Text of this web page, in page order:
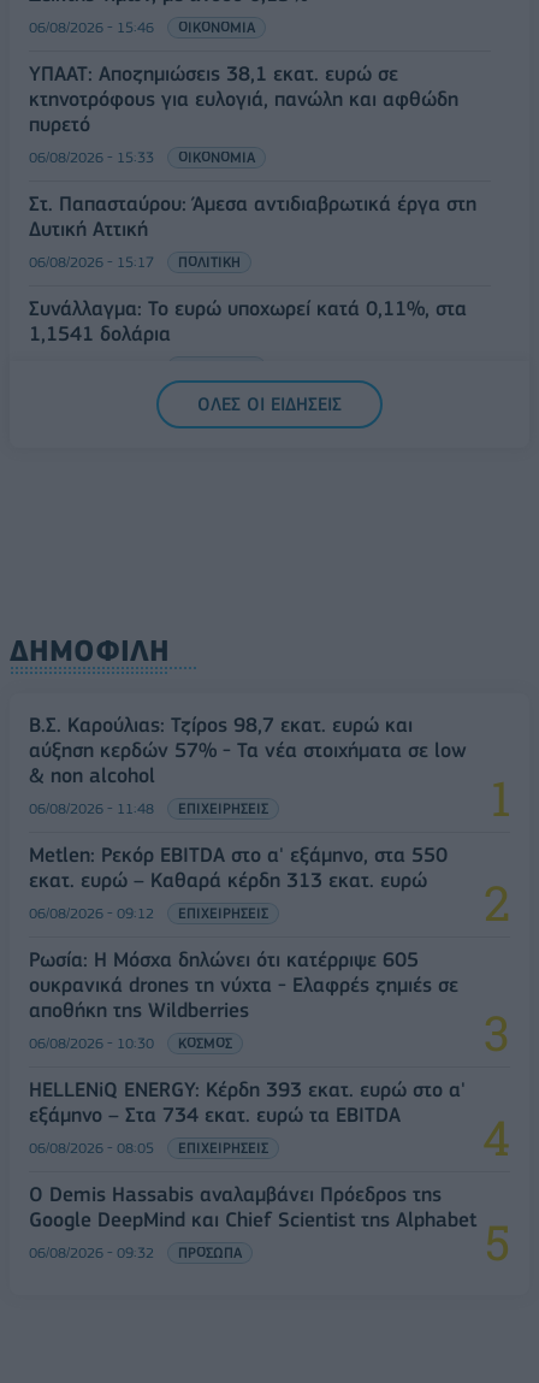
06/08/2026 - 15:46 ΟΙΚΟΝΟΜΙΑ
ΥΠΑΑΤ: Αποζημιώσεις 38,1 εκατ. ευρώ σε
κτηνοτρόφους για ευλογιά, πανώλη και αφθώδη
πυρετό
06/08/2026 - 15:33 ΟΙΚΟΝΟΜΙΑ
Στ. Παπασταύρου: Άμεσα αντιδιαβρωτικά έργα στη
Δυτική Αττική
06/08/2026 - 15:17 ΠΟΛΙΤΙΚΗ
Συνάλλαγμα: Το ευρώ υποχωρεί κατά 0,11%, στα
1,1541 δολάρια
ΟΛΕΣ ΟΙ ΕΙΔΗΣΕΙΣ
ΔΗΜΟΦΙΛΗ
Β.Σ. Καρούλιας: Τζίρος 98,7 εκατ. ευρώ και
αύξηση κερδών 57% - Τα νέα στοιχήματα σε low
& non alcohol
06/08/2026 - 11:48 ΕΠΙΧΕΙΡΗΣΕΙΣ
Metlen: Ρεκόρ EBITDA στο α' εξάμηνο, στα 550
εκατ. ευρώ – Καθαρά κέρδη 313 εκατ. ευρώ
06/08/2026 - 09:12 ΕΠΙΧΕΙΡΗΣΕΙΣ
Ρωσία: Η Μόσχα δηλώνει ότι κατέρριψε 605
ουκρανικά drones τη νύχτα - Ελαφρές ζημιές σε
αποθήκη της Wildberries
06/08/2026 - 10:30 ΚΟΣΜΟΣ
HELLENiQ ENERGY: Κέρδη 393 εκατ. ευρώ στο α'
εξάμηνο – Στα 734 εκατ. ευρώ τα EBITDA
06/08/2026 - 08:05 ΕΠΙΧΕΙΡΗΣΕΙΣ
Ο Demis Hassabis αναλαμβάνει Πρόεδρος της
Google DeepMind και Chief Scientist της Alphabet
06/08/2026 - 09:32 ΠΡΟΣΩΠΑ